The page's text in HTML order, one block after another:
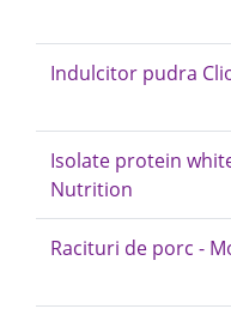
Indulcitor pudra
Isolate protein
Nutrition
Racituri de porc -